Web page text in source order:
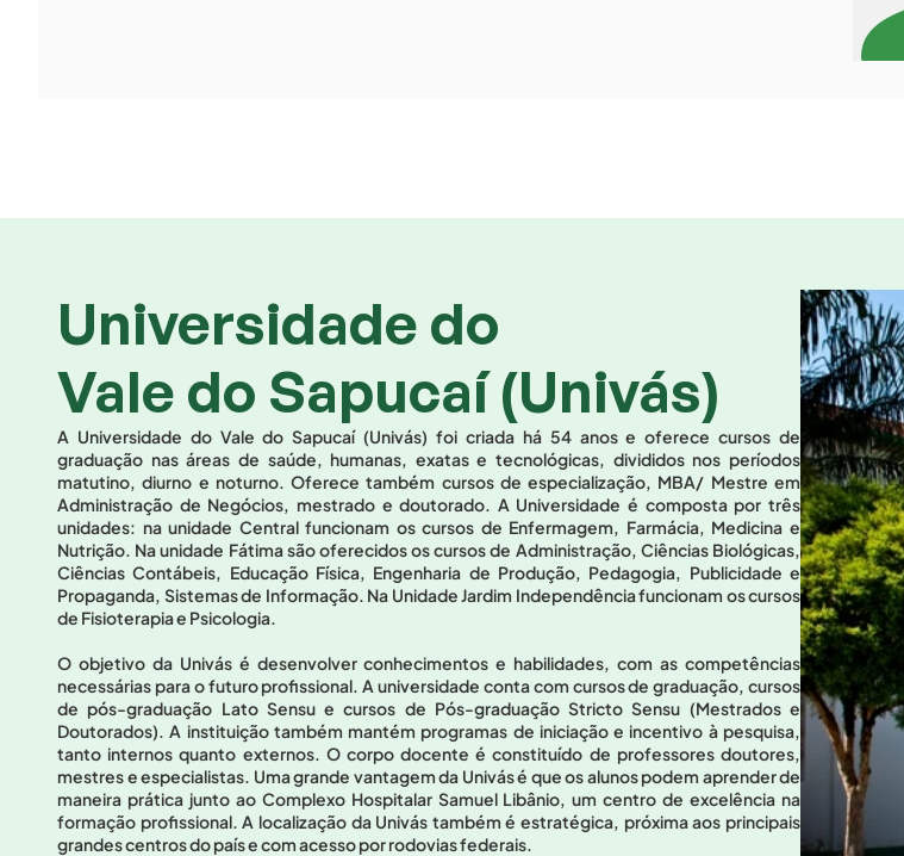
Universidade do
Vale do Sapucaí (Univás)
A Universidade do Vale do Sapucaí (Univás) foi criada há 54 anos e oferece cursos de
graduação nas áreas de saúde, humanas, exatas e tecnológicas, divididos nos períodos
matutino, diurno e noturno. Oferece também cursos de especialização, MBA/ Mestre em
Administração de Negócios, mestrado e doutorado. A Universidade é composta por três
unidades: na unidade Central funcionam os cursos de Enfermagem, Farmácia, Medicina e
Nutrição. Na unidade Fátima são oferecidos os cursos de Administração, Ciências Biológicas,
Ciências Contábeis, Educação Física, Engenharia de Produção, Pedagogia, Publicidade e
Propaganda, Sistemas de Informação. Na Unidade Jardim Independência funcionam os cursos
de Fisioterapia e Psicologia.
O objetivo da Univás é desenvolver conhecimentos e habilidades, com as competências
necessárias para o futuro profissional. A universidade conta com cursos de graduação, cursos
de pós-graduação Lato Sensu e cursos de Pós-graduação Stricto Sensu (Mestrados e
Doutorados). A instituição também mantém programas de iniciação e incentivo à pesquisa,
tanto internos quanto externos. O corpo docente é constituído de professores doutores,
mestres e especialistas. Uma grande vantagem da Univás é que os alunos podem aprender de
maneira prática junto ao Complexo Hospitalar Samuel Libânio, um centro de excelência na
formação profissional. A localização da Univás também é estratégica, próxima aos principais
grandes centros do país e com acesso por rodovias federais.